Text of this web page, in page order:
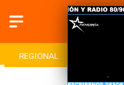
INTERNACIONAL